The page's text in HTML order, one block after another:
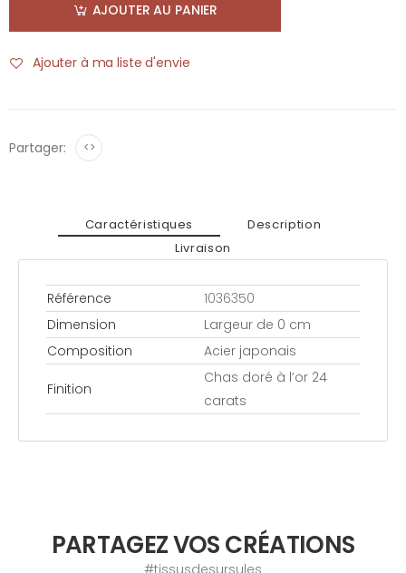
AJOUTER AU PANIER
Ajouter à ma liste d'envie
Partager: <>
Caractéristiques
Description
Livraison
Référence
1036350
Dimension
Largeur de 0 cm
Composition
Acier japonais
Finition
Chas doré à l’or 24
carats
PARTAGEZ VOS CRÉATIONS
#tissusdesursules